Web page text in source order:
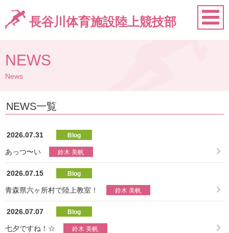
長谷川体育施設陸上競技部
NEWS
News
NEWS一覧
2026.07.31 Blog
あっつ〜い 鈴木 美帆
2026.07.15 Blog
青森県六ヶ所村で陸上教室！ 鈴木 美帆
2026.07.07 Blog
七夕ですね！☆ 鈴木 美帆